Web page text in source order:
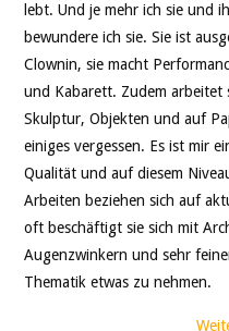
lebt. Und je mehr ich sie und
bewundere ich sie. Sie ist
Clownin, sie macht
und Kabarett. Zudem arbeitet
Skulptur, Objekten und auf
einiges vergessen. Es ist mir
Qualität und auf diesem
Arbeiten beziehen sich auf
oft beschäftigt sie sich mit
Augenzwinkern und sehr
Thematik etwas zu nehmen.